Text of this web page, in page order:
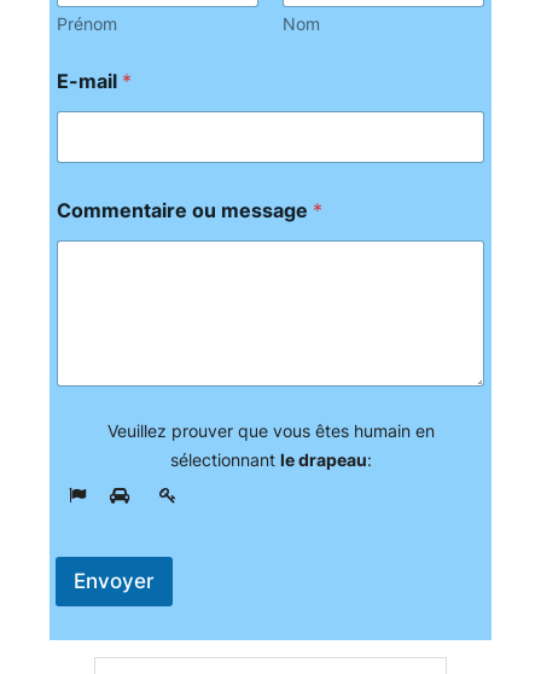
Prénom Nom
E-mail *
Commentaire ou message *
Veuillez prouver que vous êtes humain en
sélectionnant le drapeau:
Envoyer